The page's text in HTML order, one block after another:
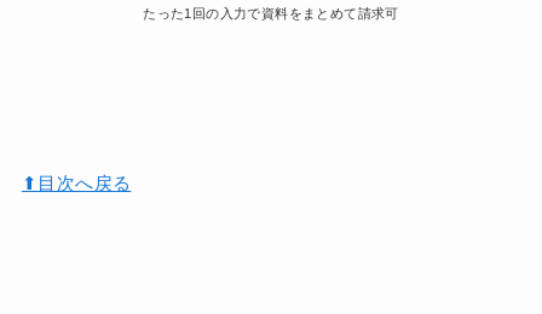
たった1回の入力で資料をまとめて請求可
⬆︎目次へ戻る